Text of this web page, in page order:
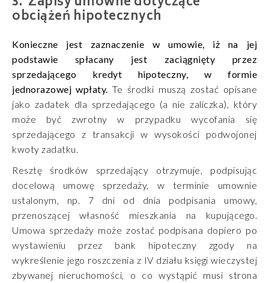
obciążeń hipotecznych
Konieczne jest zaznaczenie w umowie, iż na jej
podstawie spłacany jest zaciągnięty przez
sprzedającego kredyt hipoteczny, w formie
jednorazowej wpłaty. Te środki muszą zostać opisane
jako zadatek dla sprzedającego (a nie zaliczka), który
może być zwrotny w przypadku wycofania się
sprzedającego z transakcji w wysokości podwojonej
kwoty zadatku.
Resztę środków sprzedający otrzymuje, podpisując
docelową umowę sprzedaży, w terminie umownie
ustalonym, np. 7 dni od dnia podpisania umowy,
przenoszącej własność mieszkania na kupującego.
Umowa sprzedaży może zostać podpisana dopiero po
wystawieniu przez bank hipoteczny zgody na
wykreślenie jego roszczenia z IV działu księgi wieczystej
zbywanej nieruchomości, o co wystąpić musi strona